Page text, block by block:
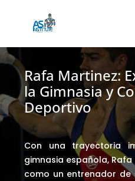
Rafa Martinez:
la Gimnasia y
Deportivo
Con una trayectoria
gimnasia española,
como un entrenador de